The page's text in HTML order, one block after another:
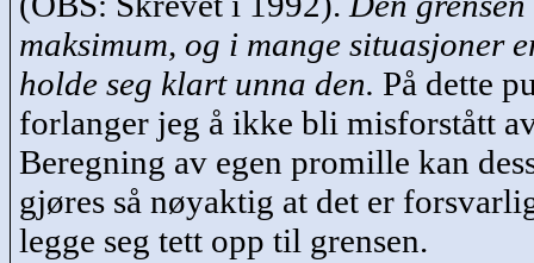
maksimum, og i mange situasjoner
holde seg klart unna den.På dette
forlanger jeg å ikke bli misforstått
Beregning av egen promille kan
gjøres så nøyaktig at det er
legge seg tett opp til grensen.